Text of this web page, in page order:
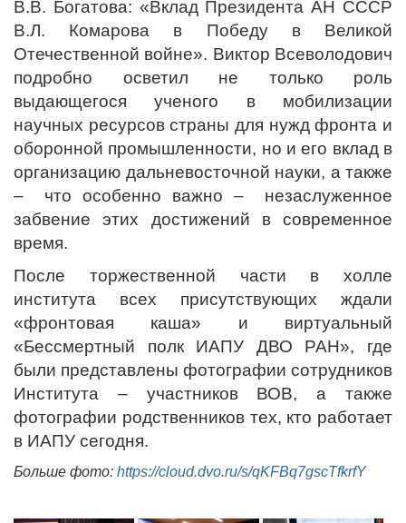
В.В. Богатова: «Вклад Президента АН СССР
В.Л. Комарова в Победу в Великой
Отечественной войне». Виктор Всеволодович
подробно осветил не только роль
выдающегося ученого в мобилизации
научных ресурсов страны для нужд фронта и
оборонной промышленности, но и его вклад в
организацию дальневосточной науки, а также
–
что особенно важно –
незаслуженное
забвение этих достижений в современное
время.
После торжественной части в холле
института всех присутствующих ждали
«фронтовая каша» и виртуальный
«Бессмертный полк ИАПУ ДВО РАН», где
были представлены фотографии сотрудников
Института – участников ВОВ, а также
фотографии родственников тех, кто работает
в ИАПУ сегодня.
Больше фото: https://cloud.dvo.ru/s/qKFBq7gscTfkrfY